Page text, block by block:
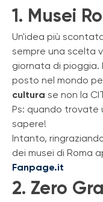
1. Musei
Un'idea più
sempre una scelta
giornata di pioggia.
posto nel mondo
cultura se non la
Ps: quando
sapere!
Intanto,
dei musei di Roma
Fanpage.it
2. Zero